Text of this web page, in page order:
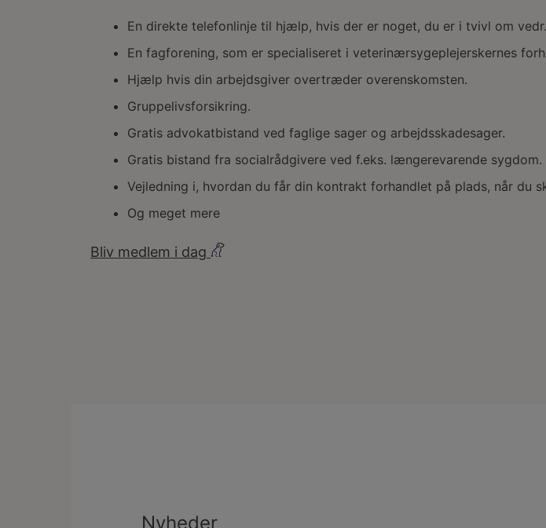
En direkte telefonlinje til hjælp, hvis der er noget, du er i tvivl om
En fagforening, som er specialiseret i veterinærsygeplejerskernes
Hjælp hvis din arbejdsgiver overtræder overenskomsten.
Gruppelivsforsikring.
Gratis advokatbistand ved faglige sager og arbejdsskadesager.
Gratis bistand fra socialrådgivere ved f.eks. længerevarende sygdom.
Vejledning i, hvordan du får din kontrakt forhandlet på plads, når du
Og meget mere
Bliv medlem i dag
Nyheder